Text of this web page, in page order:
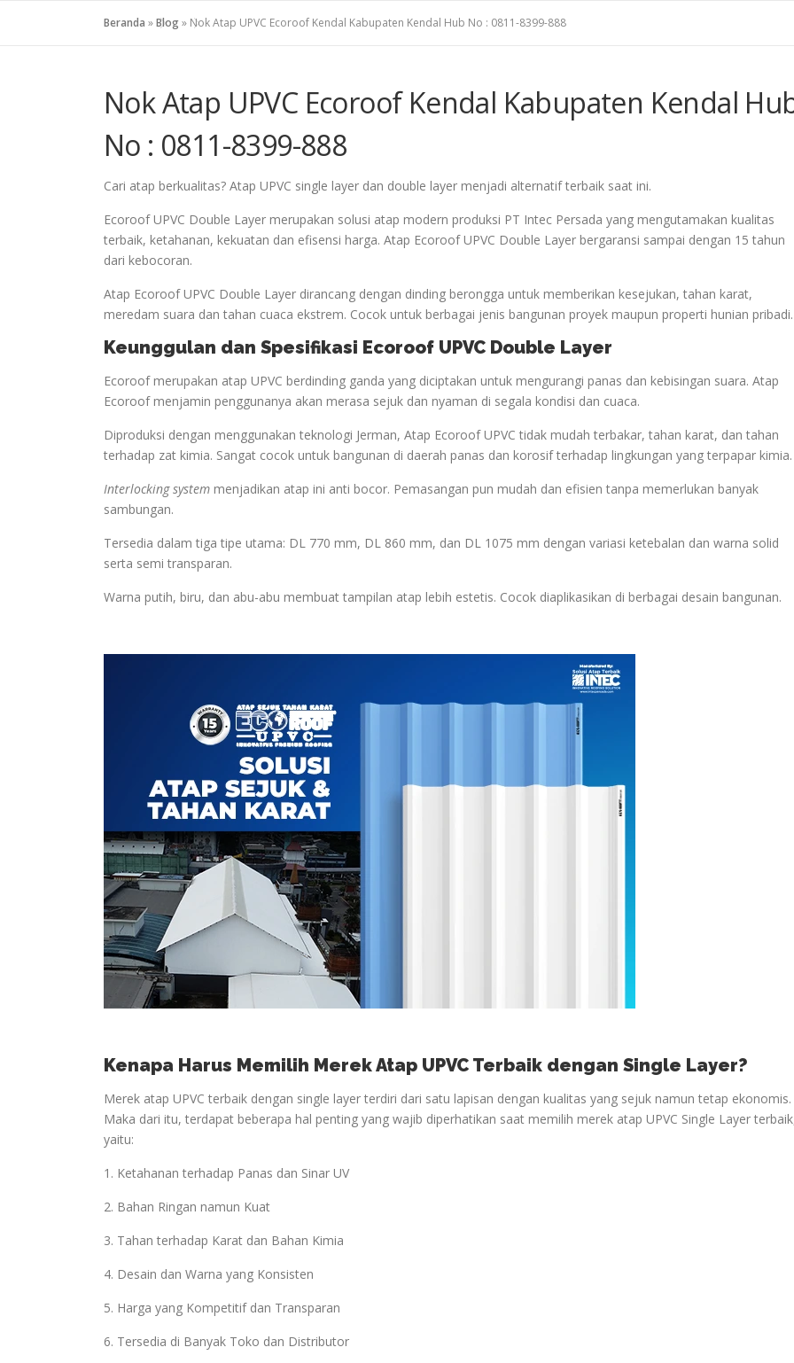
Beranda »Blog» Nok Atap UPVC Ecoroof Kendal Kabupaten Kendal Hub No : 0811-8399-888
Nok Atap UPVC Ecoroof Kendal Kabupaten Kendal
No : 0811-8399-888
Cari atap berkualitas? Atap UPVC single layer dan double layer menjadi alternatif terbaik saat ini.
Ecoroof UPVC Double Layer merupakan solusi atap modern produksi PT Intec Persada yang mengutamakan kualitas
terbaik, ketahanan, kekuatan dan efisensi harga. Atap Ecoroof UPVC Double Layer bergaransi sampai dengan 15 tahun
dari kebocoran.
Atap Ecoroof UPVC Double Layer dirancang dengan dinding berongga untuk memberikan kesejukan, tahan karat,
meredam suara dan tahan cuaca ekstrem. Cocok untuk berbagai jenis bangunan proyek maupun properti hunian pribadi.
Keunggulan dan Spesifikasi Ecoroof UPVC Double Layer
Ecoroof merupakan atap UPVC berdinding ganda yang diciptakan untuk mengurangi panas dan kebisingan suara. Atap
Ecoroof menjamin penggunanya akan merasa sejuk dan nyaman di segala kondisi dan cuaca.
Diproduksi dengan menggunakan teknologi Jerman, Atap Ecoroof UPVC tidak mudah terbakar, tahan karat, dan tahan
terhadap zat kimia. Sangat cocok untuk bangunan di daerah panas dan korosif terhadap lingkungan yang terpapar kimia.
Interlocking system menjadikan atap ini anti bocor. Pemasangan pun mudah dan efisien tanpa memerlukan banyak
sambungan.
Tersedia dalam tiga tipe utama: DL 770 mm, DL 860 mm, dan DL 1075 mm dengan variasi ketebalan dan warna solid
serta semi transparan.
Warna putih, biru, dan abu-abu membuat tampilan atap lebih estetis. Cocok diaplikasikan di berbagai desain bangunan.
Kenapa Harus Memilih Merek Atap UPVC Terbaik dengan Single Layer?
Merek atap UPVC terbaik dengan single layer terdiri dari satu lapisan dengan kualitas yang sejuk namun tetap ekonomis.
Maka dari itu, terdapat beberapa hal penting yang wajib diperhatikan saat memilih merek atap UPVC Single Layer
yaitu:
1. Ketahanan terhadap Panas dan Sinar UV
2. Bahan Ringan namun Kuat
3. Tahan terhadap Karat dan Bahan Kimia
4. Desain dan Warna yang Konsisten
5. Harga yang Kompetitif dan Transparan
6. Tersedia di Banyak Toko dan Distributor